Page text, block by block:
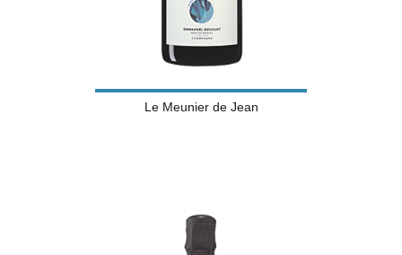
Le Meunier de Jean